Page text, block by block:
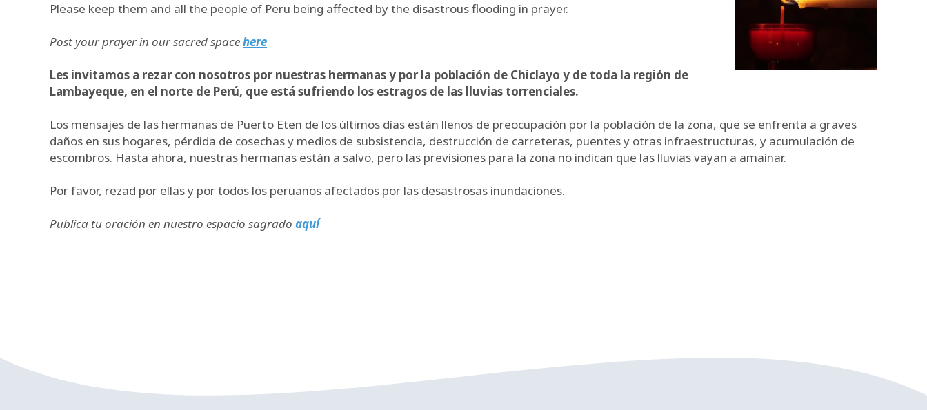
Please keep them and all the people of Peru being affected by the disastrous flooding in prayer.
Post your prayer in our sacred spacehere
Les invitamos a rezar con nosotros por nuestras hermanas y por la población de Chiclayo y de toda la región de
Lambayeque, en el norte de Perú, que está sufriendo los estragos de las lluvias torrenciales.
Los mensajes de las hermanas de Puerto Eten de los últimos días están llenos de preocupación por la población de la zona, que se enfrenta a graves
daños en sus hogares, pérdida de cosechas y medios de subsistencia, destrucción de carreteras, puentes y otras infraestructuras, y acumulación de
escombros. Hasta ahora, nuestras hermanas están a salvo, pero las previsiones para la zona no indican que las lluvias vayan a amainar.
Por favor, rezad por ellas y por todos los peruanos afectados por las desastrosas inundaciones.
Publica tu oración en nuestro espacio sagrado aquí